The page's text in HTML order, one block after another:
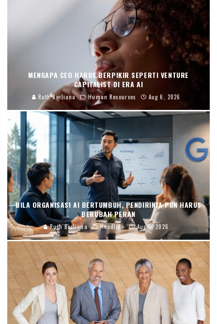
MENGAPA CEO HARUS BERPIKIR SEPERTI VENTURE
CAPITALIST DI ERA AI
Ruth Berliana Human Resources Aug 6, 2026
BILA ORGANISASI AI BERTUMBUH, PENDIRINYA PUN HARUS
BERUBAH PERAN
Ruth Berliana Headline Aug 6, 2026